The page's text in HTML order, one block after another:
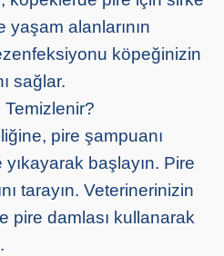
alanlarının
köpeğinizin
sağlar.
Temizlenir?
pire şampuanı
başlayın. Pire
tarayın. Veterinerinizin
pire damlası kullanarak